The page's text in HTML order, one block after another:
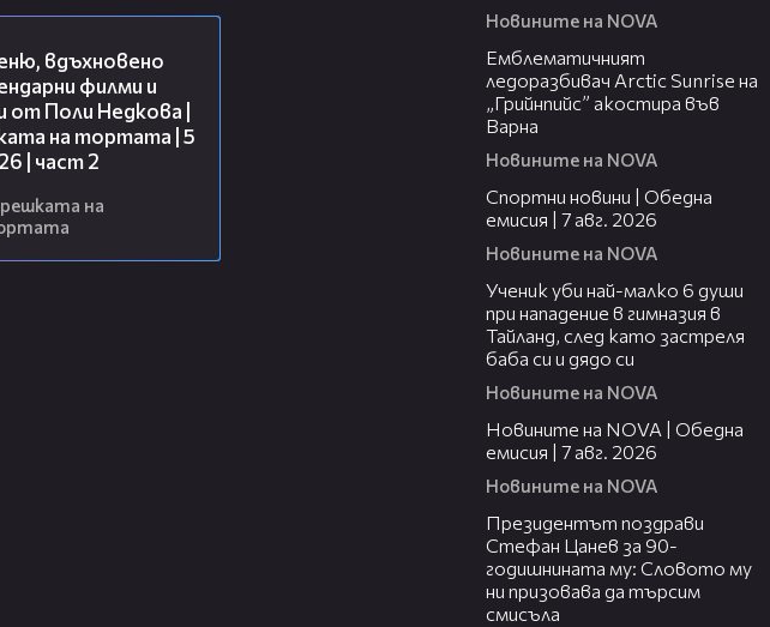
вдъхновено
филми и
от Поли Недкова |
на тортата | 5
| част 2
на
Новините на NOVA
Емблематичният
ледоразбивач Arctic Sunrise на
„Грийнпийс” акостира във
Варна
Новините на NOVA
Спортни новини | Обедна
емисия | 7 aвг. 2026
Новините на NOVA
Ученик уби най-малко 6 души
при нападение в гимназия в
Тайланд, след като застреля
баба си и дядо си
Новините на NOVA
Новините на NOVA | Обедна
емисия | 7 авг. 2026
Новините на NOVA
Президентът поздрави
Стефан Цанев за 90-
годишнината му: Словото му
ни призовава да търсим
смисъла